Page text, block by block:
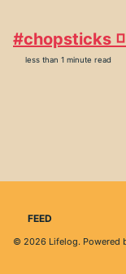
#chopsticks
less than 1 minute read
FEED
© 2026 Lifelog. Powered